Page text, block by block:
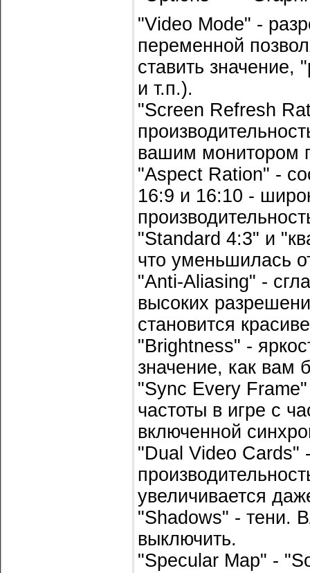
"Video Mode" -
переменной
ставить
и т.п.).
"Screen Refresh
вашим монитором
"Aspect Ration" -
16:9 и 16:10 -
"Standard 4:3" и
что уменьшилась
"Anti-Aliasing" -
высоких
становится
"Brightness" -
значение, как вам
"Sync Every
частоты в игре с
включенной
"Dual Video Cards"
увеличивается
"Shadows" - тени.
выключить.
"Specular Map" -